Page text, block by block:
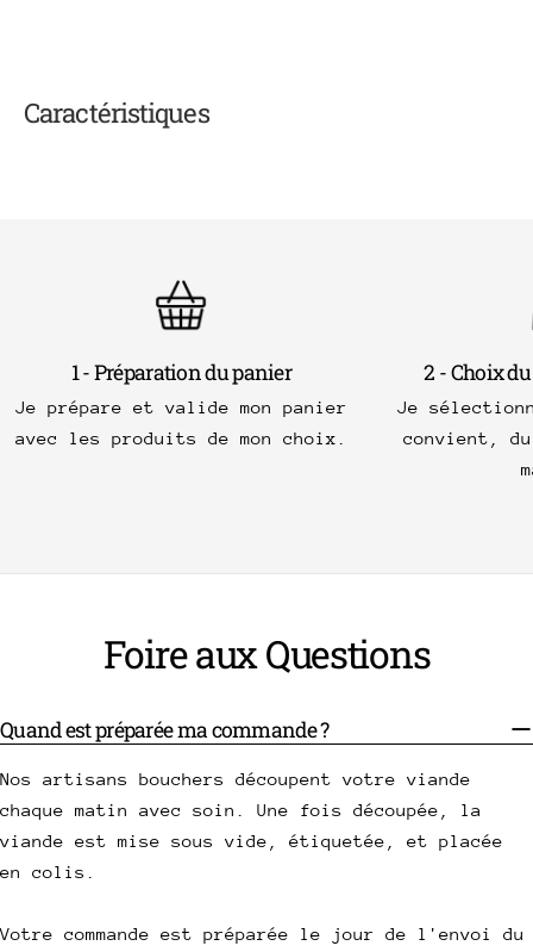
Caractéristiques
1 - Préparation du panier
Je prépare et valide mon panier
avec les produits de mon choix.
2 - Choix
Je
convient,
Foire aux Questions
Quand est préparée ma commande ?
Nos artisans bouchers découpent votre viande
chaque matin avec soin. Une fois découpée, la
viande est mise sous vide, étiquetée, et placée
en colis.
Votre commande est préparée le jour de l'envoi du